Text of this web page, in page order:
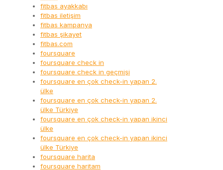
fitbas ayakkabı
fitbas iletişim
fitbas kampanya
fitbas şikayet
fitbas.com
foursquare
foursquare check in
foursquare check in geçmişi
foursquare en çok check-in yapan 2.
ülke
foursquare en çok check-in yapan 2.
ülke Türkiye
foursquare en çok check-in yapan ikinci
ülke
foursquare en çok check-in yapan ikinci
ülke Türkiye
foursquare harita
foursquare haritam